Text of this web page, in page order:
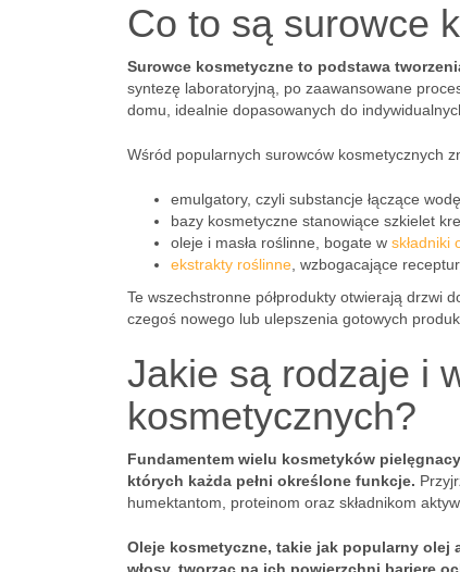
Co to są surowce
Surowce kosmetyczne to podstawa
syntezę laboratoryjną, po zaawansowane
domu, idealnie dopasowanych do
Wśród popularnych surowców kosmetycznych
emulgatory, czyli substancje łączące
bazy kosmetyczne stanowiące szkielet
oleje i masła roślinne, bogate w składniki
ekstrakty roślinne , wzbogacające
Te wszechstronne półprodukty otwierają drzwi
czegoś nowego lub ulepszenia gotowych
Jakie są rodzaje i
kosmetycznych?
Fundamentem wielu kosmetyków
których każda pełni określone funkcje.
humektantom, proteinom oraz składnikom
Oleje kosmetyczne, takie jak popularny olej